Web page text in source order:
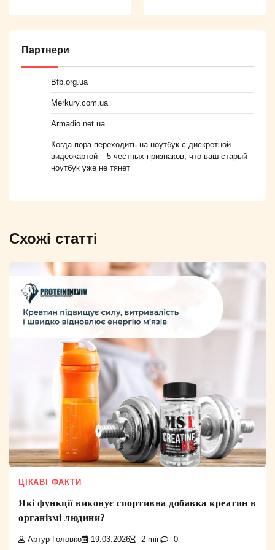
Партнери
Bfb.org.ua
Merkury.com.ua
Armadio.net.ua
Когда пора переходить на ноутбук с дискретной
видеокартой – 5 честных признаков, что ваш старый
ноутбук уже не тянет
Схожі статті
ЦІКАВІ ФАКТИ
Які функції виконує спортивна добавка креатин в
організмі людини?
Артур Головко 19.03.2026 2 min 0